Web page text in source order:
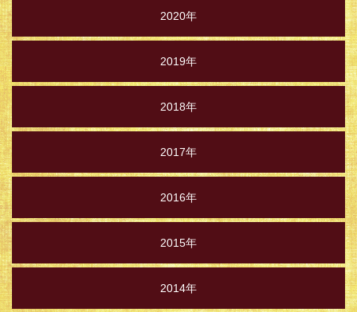
2020年
2019年
2018年
2017年
2016年
2015年
2014年